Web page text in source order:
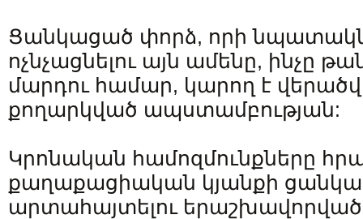
Ցանկացած փորձ, որի նպատակն
ոչնչացնելու այն ամենը, ինչը
մարդու համար, կարող է
քողարկված ապստամբության:
Կրոնական համոզմունքները
քաղաքացիական կյանքի
արտահայտելու երաշխավորված